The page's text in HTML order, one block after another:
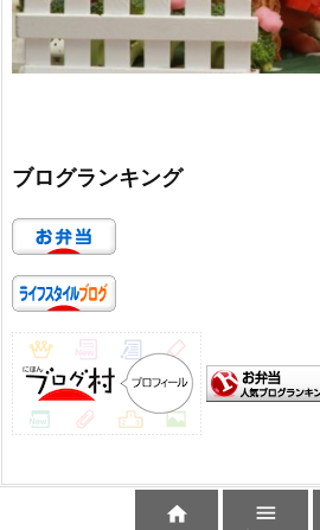
ブログランキング
 